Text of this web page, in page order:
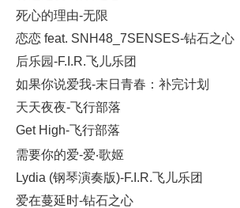
死心的理由-无限
恋恋 feat. SNH48_7SENSES-钻石之心
后乐园-F.I.R.飞儿乐团
如果你说爱我-末日青春：补完计划
天天夜夜-飞行部落
Get High-飞行部落
需要你的爱-爱‧歌姬
Lydia (钢琴演奏版)-F.I.R.飞儿乐团
爱在蔓延时-钻石之心